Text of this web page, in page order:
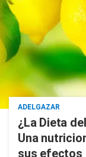
ADELGAZAR
¿La Dieta
Una
sus efectos